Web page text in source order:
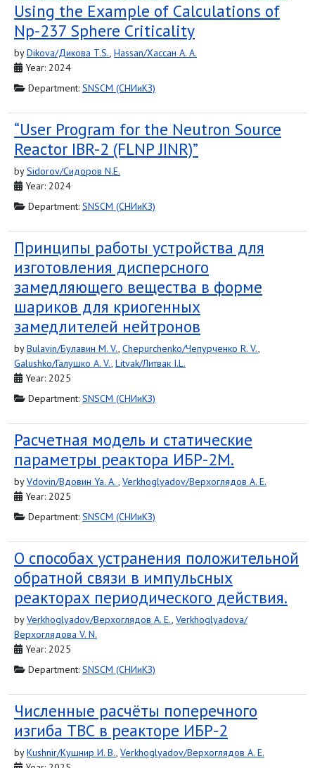
Using the Example of Calculations of
Np-237 Sphere Criticality
byDikova/Дикова T.S., Hassan/Хассан A. A.
Year: 2024
Department: SNSCM (СНИиКЗ)
“User Program for the Neutron Source
Reactor IBR-2 (FLNP JINR)”
bySidorov/Сидоров N.E.
Year: 2024
Department: SNSCM (СНИиКЗ)
Принципы работы устройства для
изготовления дисперсного
замедляющего вещества в форме
шариков для криогенных
замедлителей нейтронов
byBulavin/Булавин M. V., Chepurchenko/Чепурченко R. V.,
Galushko/Галушко A. V., Litvak/Литвак I.L.
Year: 2025
Department: SNSCM (СНИиКЗ)
Расчетная модель и статические
параметры реактора ИБР-2М.
byVdovin/Вдовин Ya. A. , Verkhoglyadov/Верхоглядов A. E.
Year: 2025
Department: SNSCM (СНИиКЗ)
О способах устранения положительной
обратной связи в импульсных
реакторах периодического действия.
byVerkhoglyadov/Верхоглядов A. E., Verkhoglyadova/
Верхоглядова V. N.
Year: 2025
Department: SNSCM (СНИиКЗ)
Численные расчёты поперечного
изгиба ТВС в реакторе ИБР-2
byKushnir/Кушнир И. В., Verkhoglyadov/Верхоглядов A. E.